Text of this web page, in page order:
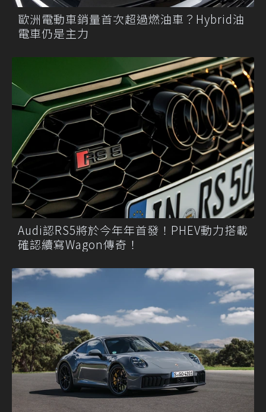
歐洲電動車銷量首次超過燃油車？Hybrid油
電車仍是主力
Audi認RS5將於今年年首發！PHEV動力搭載
確認續寫Wagon傳奇！